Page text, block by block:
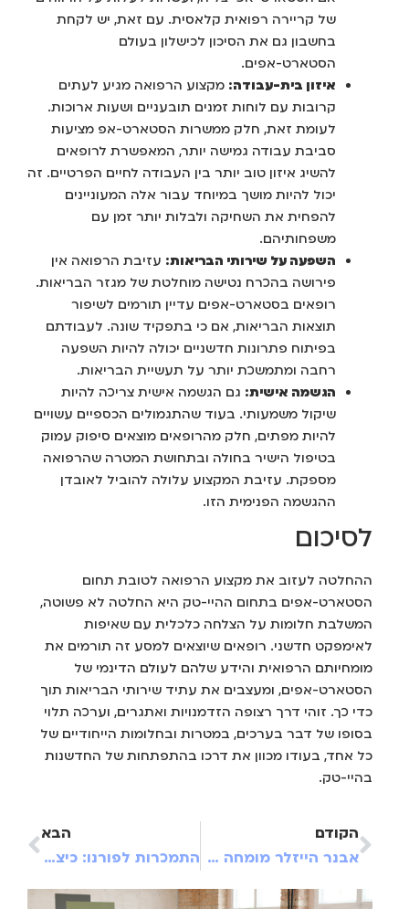
של קריירה רפואית קלאסית. עם זאת, יש לקחת
בחשבון גם את הסיכון לכישלון בעולם
הסטארט-אפים.
איזון בית-עבודה:מקצוע הרפואה מגיע לעתים
קרובות עם לוחות זמנים תובעניים ושעות ארוכות.
לעומת זאת, חלק ממשרות הסטארט-אפ מציעות
סביבת עבודה גמישה יותר, המאפשרת לרופאים
להשיג איזון טוב יותר בין העבודה לחיים הפרטיים. זה
יכול להיות מושך במיוחד עבור אלה המעוניינים
להפחית את השחיקה ולבלות יותר זמן עם
משפחותיהם.
השפעה על שירותי הבריאות:עזיבת הרפואה אין
פירושה בהכרח נטישה מוחלטת של מגזר הבריאות.
רופאים בסטארט-אפים עדיין תורמים לשיפור
תוצאות הבריאות, אם כי בתפקיד שונה. לעבודתם
בפיתוח פתרונות חדשניים יכולה להיות השפעה
רחבה ומתמשכת יותר על תעשיית הבריאות.
הגשמה אישית:גם הגשמה אישית צריכה להיות
שיקול משמעותי. בעוד שהתגמולים הכספיים עשויים
להיות מפתים, חלק מהרופאים מוצאים סיפוק עמוק
בטיפול הישיר בחולה ובתחושת המטרה שהרפואה
מספקת. עזיבת המקצוע עלולה להוביל לאובדן
ההגשמה הפנימית הזו.
לסיכום
ההחלטה לעזוב את מקצוע הרפואה לטובת תחום
הסטארט-אפים בתחום ההיי-טק היא החלטה לא פשוטה,
המשלבת חלומות על הצלחה כלכלית עם שאיפות
לאימפקט חדשני. רופאים שיוצאים למסע זה תורמים את
מומחיותם הרפואית והידע שלהם לעולם הדינמי של
הסטארט-אפים, ומעצבים את עתיד שירותי הבריאות תוך
כדי כך. זוהי דרך רצופה הזדמנויות ואתגרים, וערכה תלוי
בסופו של דבר בערכים, במטרות ובחלומות הייחודיים של
כל אחד, בעודו מכוון את דרכו בהתפתחות של החדשנות
בהיי-טק.
הקודם
אבנר הייזלר מומחה לביטוח מסביר: איך בוחרים את הפוליסה המתאימה ביותר?
הבא
התמכרות לפורנו: כיצד אפשר לטפל בתופעה?